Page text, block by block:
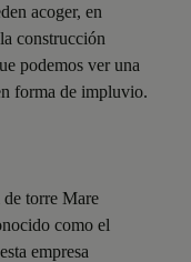
acoger, en
construcción
podemos ver una
forma de impluvio.
torre Mare
como el
empresa